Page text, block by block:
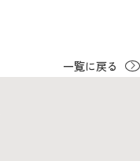
一覧に戻る